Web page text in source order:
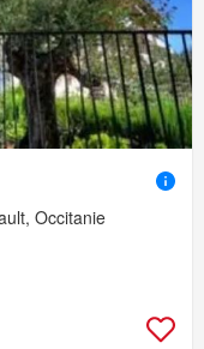
Occitanie